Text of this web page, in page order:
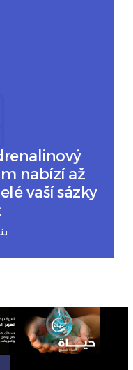
nabízí až
vaší sázky